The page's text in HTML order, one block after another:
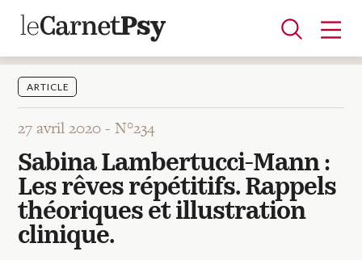
Articles
A la une
Adolescence
Dispositif
Enfance
Périnatalité
Psychanalyse
Psychopathologie
Soin
Dossiers
Auteurs
ARTICLE
27 avril 2020 -N°234
Sabina Lambertucci-Mann :
Les rêves répétitifs. Rappels
théoriques et illustration
clinique.